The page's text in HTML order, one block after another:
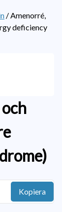
/Amenorré,
deficiency
Kopiera